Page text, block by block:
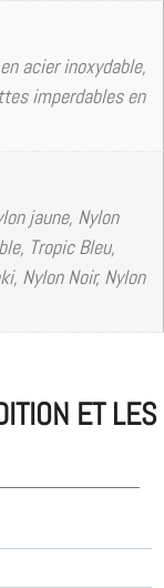
acier inoxydable,
imperdables en
jaune, Nylon
Tropic Bleu,
Nylon Noir, Nylon
ET LES